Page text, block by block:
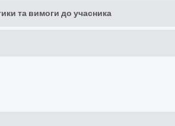
та вимоги до учасника